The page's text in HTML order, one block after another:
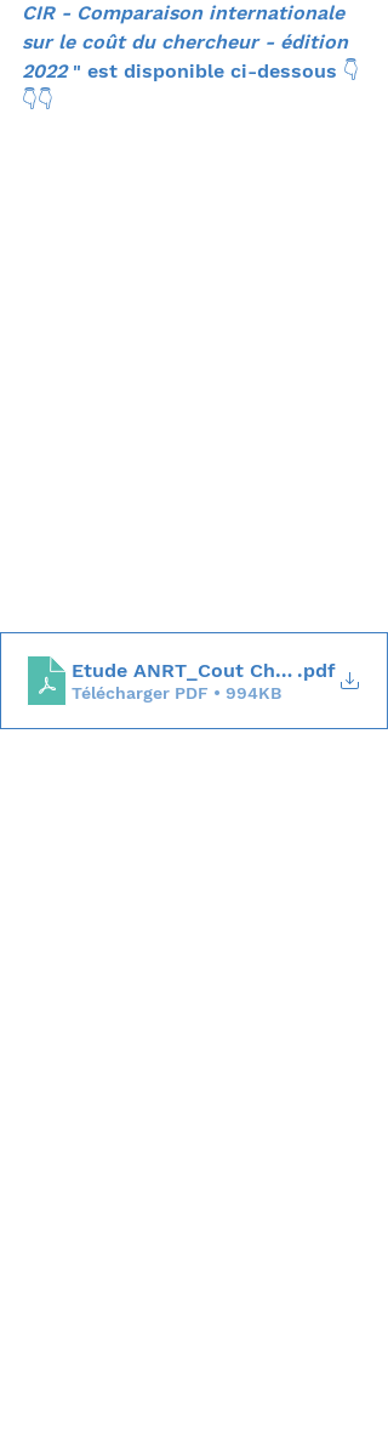
CIR - Comparaison internationale
sur le coût du chercheur - édition
2022 " est disponible ci-dessous 👇
👇👇
Etude ANRT_Cout Chercheur 2022
.pdf
Télécharger PDF • 994KB